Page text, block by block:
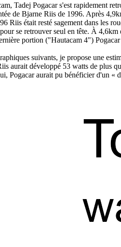
Tadej Pogacar s'est rapidement
de Bjarne Riis de 1996. Après
Riis était resté sagement dans les
se retrouver seul en tête. À
portion ("Hautacam 4")
suivants, je propose une
aurait développé 53 watts de plus
Pogacar aurait pu bénéficier d'un «